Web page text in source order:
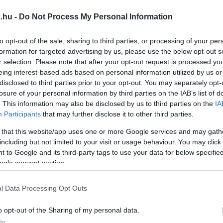
- Do Not Process My Personal Information
opt-out of the sale, sharing to third parties, or processing of your
for targeted advertising by us, please use the below opt-out
selection. Please note that after your opt-out request is processed
interest-based ads based on personal information utilized by us
to third parties prior to your opt-out. You may separately
of your personal information by third parties on the IAB’s list of
This information may also be disclosed by us to third parties on the
Participants that may further disclose it to other third parties.
that this website/app uses one or more Google services and may
but not limited to your visit or usage behaviour. You may
to Google and its third-party tags to use your data for below
consent section.
Data Processing Opt Outs
opt-out of the Sharing of my personal data.
ÉLETFOGYTIG TARTÓ
el
TETTE GYERMEKEIK ÉLETÉT
indítványozta.
PÁL ÉS TÁRSAIK ELLEN KORRUPCIÓS
a bíróság Schadl Györgyöt 10 év, Völner Pált
FEL EGY FÉRFI SOPRONBAN